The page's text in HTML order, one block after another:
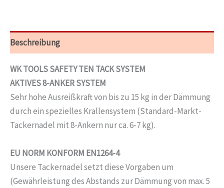
Beschreibung
WK TOOLS SAFETY TEN TACK SYSTEM
AKTIVES 8-ANKER SYSTEM
Sehr hohe Ausreißkraft von bis zu 15 kg in der Dämmung
durch ein spezielles Krallensystem (Standard-Markt-
Tackernadel mit 8-Ankern nur ca. 6-7 kg).
EU NORM KONFORM EN1264-4
Unsere Tackernadel setzt diese Vorgaben um
(Gewährleistung des Abstands zur Dämmung von max. 5